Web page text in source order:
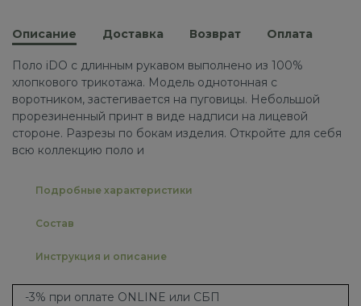
Описание Доставка Возврат Оплата
Поло iDO с длинным рукавом выполнено из 100%
хлопкового трикотажа. Модель однотонная с
воротником, застегивается на пуговицы. Небольшой
прорезиненный принт в виде надписи на лицевой
стороне. Разрезы по бокам изделия. Откройте для себя
всю коллекцию поло и
Подробные характеристики
Состав
Инструкция и описание
-3% при оплате ONLINE или СБП